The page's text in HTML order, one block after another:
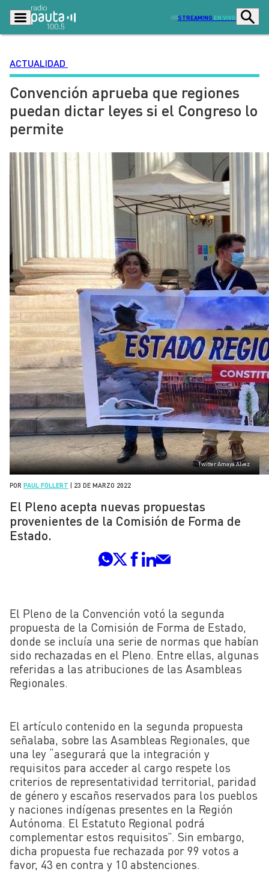
STREAMING EN VIVO
Podcasts Programas
Lo Último Actualidad
Ciudad
Sostenibilidad
Deportes
Entretención y Cultura Opinión
Señal 2
Contenido Patrocinado
ACTUALIDAD
Convención aprueba que regiones
puedan dictar leyes si el Congreso lo
permite
Twitter Amaya Alvez
POR PAUL FOLLERT 23 DE MARZO 2022
El Pleno acepta nuevas propuestas
provenientes de la Comisión de Forma de
Estado.
El Pleno de la Convención votó la segunda
propuesta de la Comisión de Forma de Estado,
donde se incluía una serie de normas que habían
sido rechazadas en el Pleno. Entre ellas, algunas
referidas a las atribuciones de las Asambleas
Regionales.
El artículo contenido en la segunda propuesta
señalaba, sobre las Asambleas Regionales, que
una ley “asegurará que la integración y
requisitos para acceder al cargo respete los
criterios de representatividad territorial, paridad
de género y escaños reservados para los pueblos
y naciones indígenas presentes en la Región
Autónoma. El Estatuto Regional podrá
complementar estos requisitos”. Sin embargo,
dicha propuesta fue rechazada por 99 votos a
favor, 43 en contra y 10 abstenciones.